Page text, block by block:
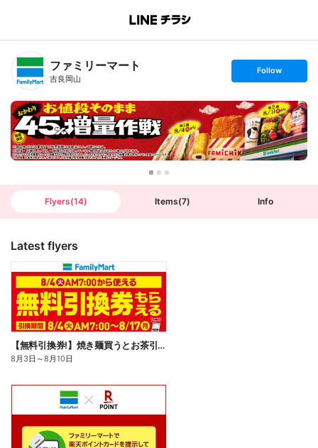
B
n
T
ファミリーマート
吉良岡山
s
t
o
l
l
o
w
Follow
Flyers(14) Items(7) Info
Latest flyers
【無料引換券!】焼き麺買うとお茶引換券貰える!
8月3日 ～8月10日